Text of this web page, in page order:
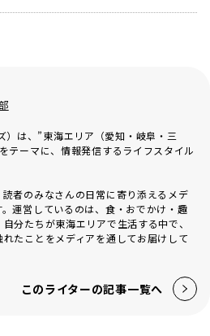
は、”東海エリア（愛知・岐阜・三
テーマに、情報発信するライフスタイル
者のみなさんの日常に寄り添えるメデ
運営しているのは、食・おでかけ・趣
分たちが東海エリアで生活する中で、
たことをメディアを通してお届けして
このライターの記事一覧へ